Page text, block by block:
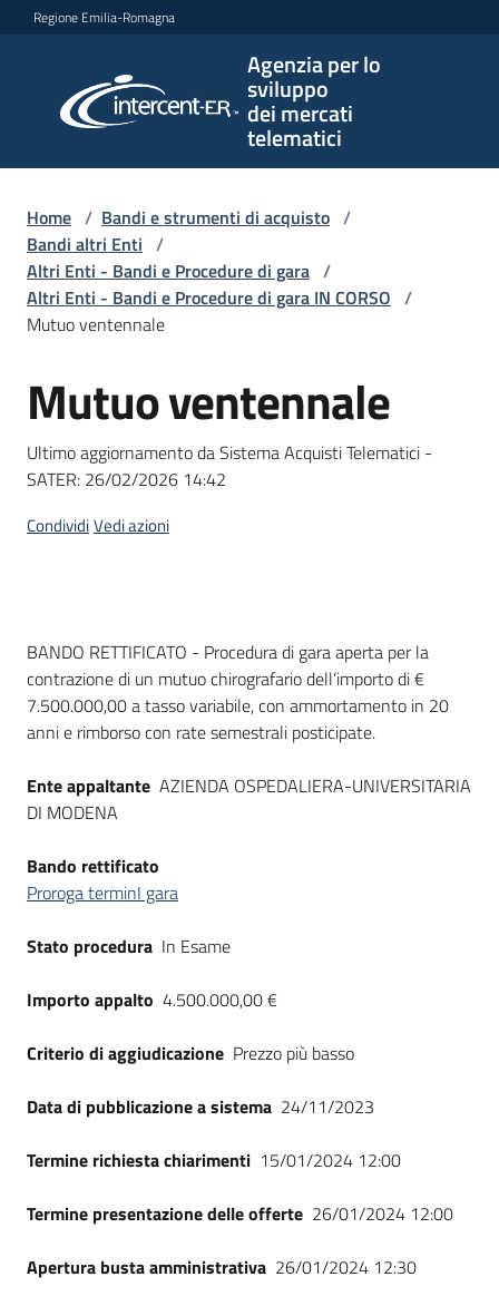
Vai al contenuto
Vai alla navigazione
Vai al footer
Regione Emilia-Romagna
Agenzia per lo
sviluppo
dei mercati
telematici
per lo
sviluppo
telematici
L'Agenzia
Bandi
strumenti
di
acquisto
Piattaforme
telematiche
English
Seguici
su
Home / Bandi e strumenti di acquisto /
Bandi altri Enti /
Altri Enti - Bandi e Procedure di gara /
Altri Enti - Bandi e Procedure di gara IN CORSO /
Mutuo ventennale
Salta al contenuto
Mutuo ventennale
Ultimo aggiornamento da Sistema Acquisti Telematici -
SATER: 26/02/2026 14:42
CondividiVedi azioni
Dati del bando
BANDO RETTIFICATO - Procedura di gara aperta per la
contrazione di un mutuo chirografario dell’importo di €
7.500.000,00 a tasso variabile, con ammortamento in 20
anni e rimborso con rate semestrali posticipate.
Ente appaltante AZIENDA OSPEDALIERA-UNIVERSITARIA
DI MODENA
Bando rettificato
Proroga terminI gara
Stato procedura In Esame
Importo appalto 4.500.000,00 €
Criterio di aggiudicazione Prezzo più basso
Data di pubblicazione a sistema 24/11/2023
Termine richiesta chiarimenti 15/01/2024 12:00
Termine presentazione delle offerte 26/01/2024 12:00
Apertura busta amministrativa 26/01/2024 12:30